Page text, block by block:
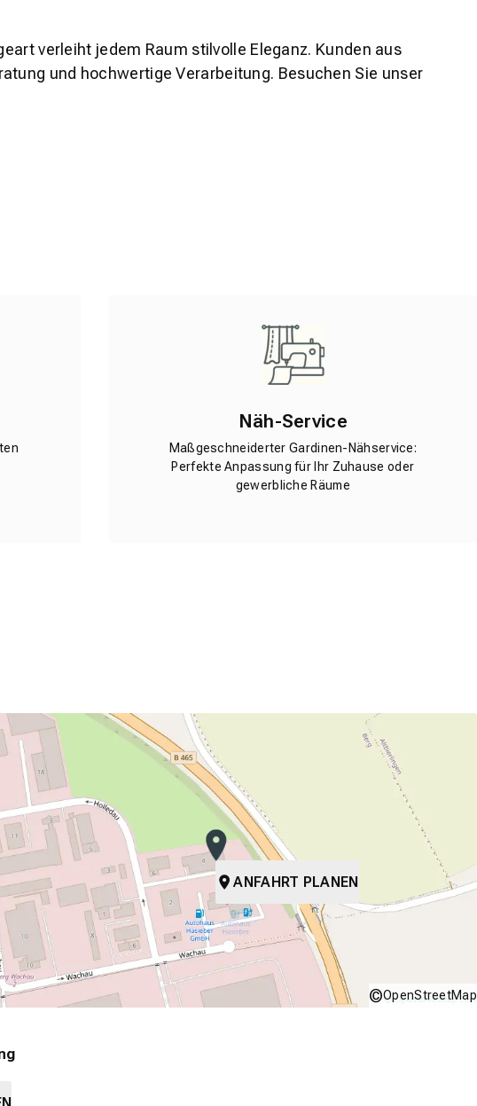
verleiht jedem Raum stilvolle Eleganz. Kunden aus
und hochwertige Verarbeitung. Besuchen Sie unser
Näh-Service
Maßgeschneiderter Gardinen-Nähservice:
Perfekte Anpassung für Ihr Zuhause oder
gewerbliche Räume
ANFAHRT PLANEN
©OpenStreetMap